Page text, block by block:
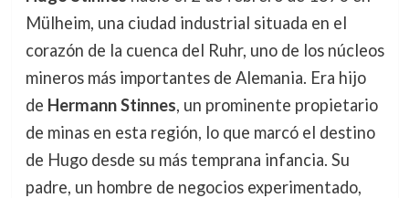
Mülheim, una ciudad industrial situada en el
corazón de la cuenca del Ruhr, uno de los núcleos
mineros más importantes de Alemania. Era hijo
de Hermann Stinnes, un prominente propietario
de minas en esta región, lo que marcó el destino
de Hugo desde su más temprana infancia. Su
padre, un hombre de negocios experimentado,